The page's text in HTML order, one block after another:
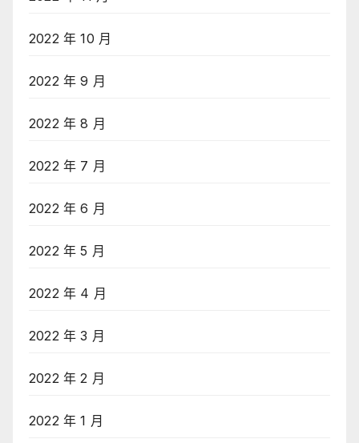
2022 年 10 月
2022 年 9 月
2022 年 8 月
2022 年 7 月
2022 年 6 月
2022 年 5 月
2022 年 4 月
2022 年 3 月
2022 年 2 月
2022 年 1 月